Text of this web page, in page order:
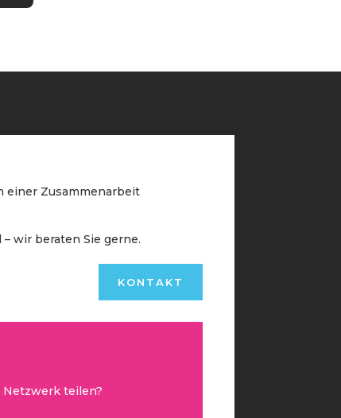
einer Zusammenarbeit
wir beraten Sie gerne.
KONTAKT
Netzwerk teilen?